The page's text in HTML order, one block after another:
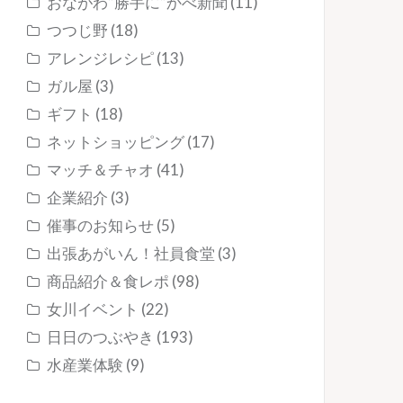
つつじ野 (18)
アレンジレシピ(13)
ガル屋 (3)
ギフト (18)
ネットショッピング(17)
マッチ＆チャオ (41)
企業紹介 (3)
催事のお知らせ(5)
出張あがいん！社員食堂 (3)
商品紹介＆食レポ (98)
女川イベント (22)
日日のつぶやき (193)
水産業体験 (9)